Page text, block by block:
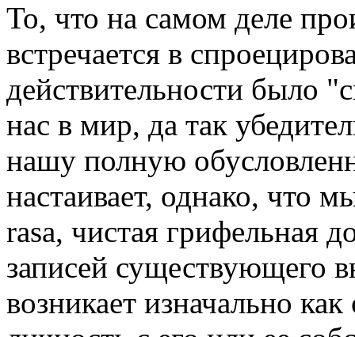
То, что на самом деле
встречается в
действительности было
нас в мир, да так
нашу полную
настаивает, однако, что
rasa, чистая грифельная
записей существующего
возникает изначально